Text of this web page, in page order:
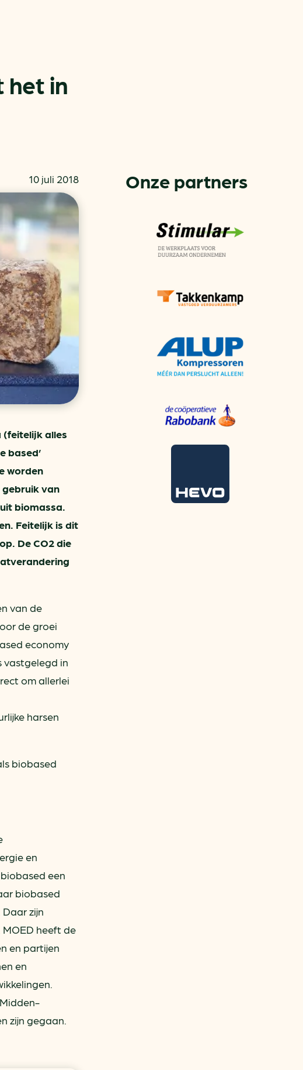
ondernemers
besparen
van bijproducten
op uw PC
(073) 822 74 86
het in
10 juli 2018
(feitelijk alles
based’
worden
gebruik van
biomassa.
Feitelijk is dit
De CO2 die
van de
de groei
economy
vastgelegd in
om allerlei
harsen
biobased
en
een
biobased
zijn
heeft de
en partijen
en
zijn gegaan.
Onze partners